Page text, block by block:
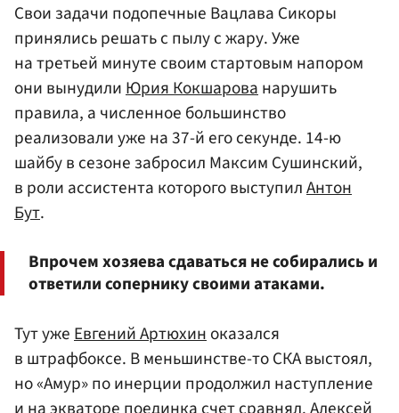
Свои задачи подопечные Вацлава Сикоры
принялись решать с пылу с жару. Уже
на третьей минуте своим стартовым напором
они вынудилиЮрия Кокшарованарушить
правила, а численное большинство
реализовали уже на 37-й его секунде. 14-ю
шайбу в сезоне забросил Максим Сушинский,
в роли ассистента которого выступилАнтон
Бут.
Впрочем хозяева сдаваться не собирались и
ответили сопернику своими атаками.
Тут ужеЕвгений Артюхиноказался
в штрафбоксе. В меньшинстве-то СКА выстоял,
но «Амур» по инерции продолжил наступление